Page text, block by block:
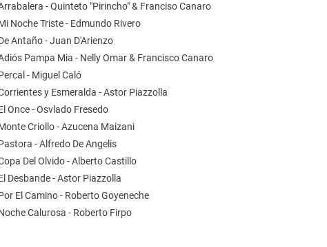
- Quinteto "Pirincho" & Franciso Canaro
Noche Triste - Edmundo Rivero
Antaño - Juan D'Arienzo
Pampa Mia - Nelly Omar & Francisco Canaro
- Miguel Caló
y Esmeralda - Astor Piazzolla
Once - Osvlado Fresedo
Criollo - Azucena Maizani
- Alfredo De Angelis
Del Olvido - Alberto Castillo
Desbande - Astor Piazzolla
El Camino - Roberto Goyeneche
Calurosa - Roberto Firpo